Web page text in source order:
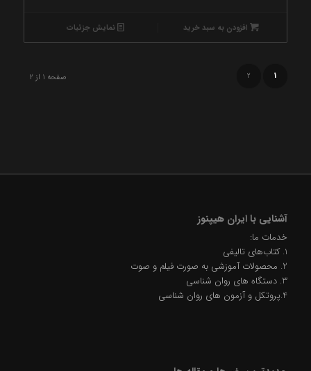
افزودن به سبد خرید نمایش جزئیات
صفحه 1 از 2 1
2
آشنایی با ایران هیپنوز
خدمات ما:
1. کتاب‌های تالیفی
2. محصولات آموزشی به صورت فیلم و صوت
3. دستگاه های روان شناسی
4.پروتکل و آزمون های روان شناسی